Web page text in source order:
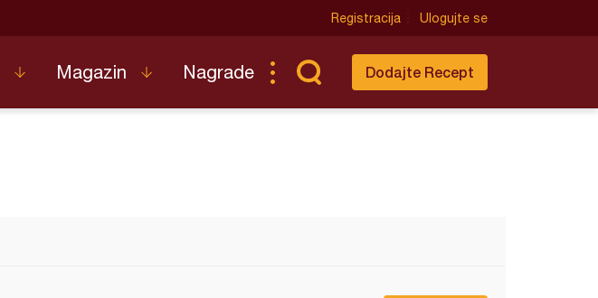
Registracija Ulogujte se
Magazin Nagrade Dodajte Recept